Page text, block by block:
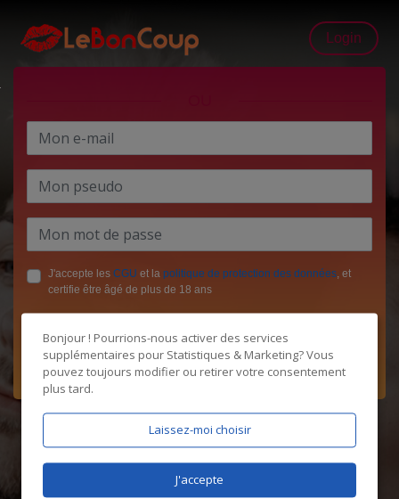
Login
J'accepte les CGU et la politique de protection des données, et
certifie être âgé de plus de 18 ans
Bonjour ! Pourrions-nous activer des services
supplémentaires pour Statistiques & Marketing? Vous
pouvez toujours modifier ou retirer votre consentement
plus tard.
Laissez-moi choisir
J'accepte